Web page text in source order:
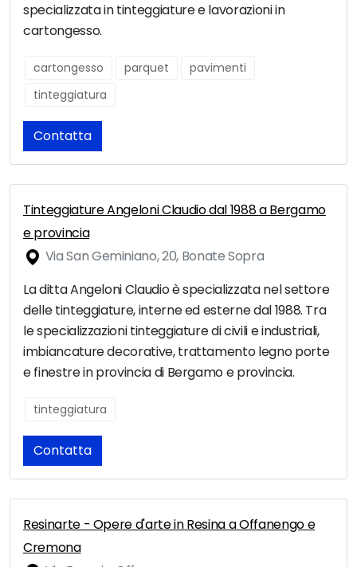
specializzata in tinteggiature e lavorazioni in
cartongesso.
cartongesso parquet
pavimenti
tinteggiatura
Contatta
Tinteggiature Angeloni Claudio dal 1988 a Bergamo
e provincia
Via San Geminiano, 20, Bonate Sopra
La ditta Angeloni Claudio è specializzata nel settore
delle tinteggiature, interne ed esterne dal 1988. Tra
le specializzazioni tinteggiature di civili e industriali,
imbiancature decorative, trattamento legno porte
e finestre in provincia di Bergamo e provincia.
tinteggiatura
Contatta
Resinarte - Opere d'arte in Resina a Offanengo e
Cremona